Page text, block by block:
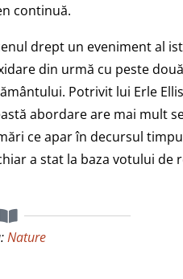
continuă.
drept un eveniment al
din urmă cu peste
Potrivit lui Erle
abordare are mai mult
ce apar în decursul
a stat la baza votului de
Nature